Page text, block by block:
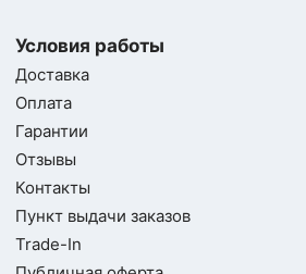
6.67"
1220x2712
экран
не
Условия работы
Доставка
Оплата
Гарантии
Отзывы
Контакты
Пункт выдачи заказов
Trade-In